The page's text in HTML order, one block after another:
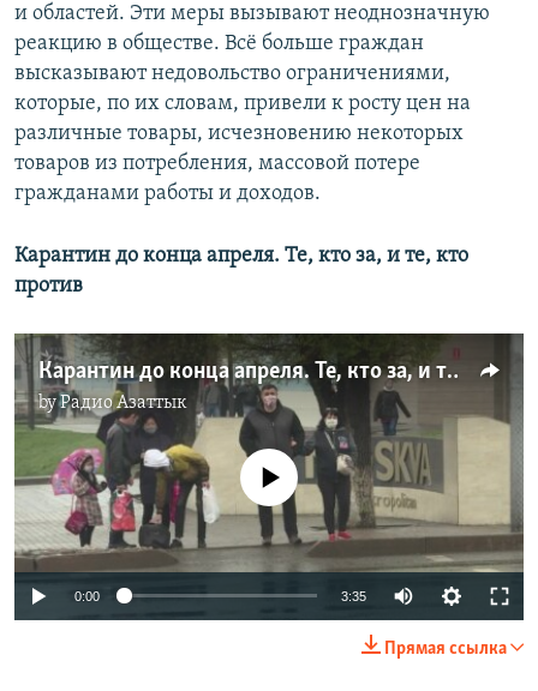
и областей. Эти меры вызывают неоднозначную
реакцию в обществе. Всё больше граждан
высказывают недовольство ограничениями,
которые, по их словам, привели к росту цен на
различные товары, исчезновению некоторых
товаров из потребления, массовой потере
гражданами работы и доходов.
Карантин до конца апреля. Те, кто за, и те, кто
против
Карантин до конца апреля. Те, кто за, и те, кто против
byРадио Азаттык
No media source currently available
0:00 3:35
Прямая ссылка